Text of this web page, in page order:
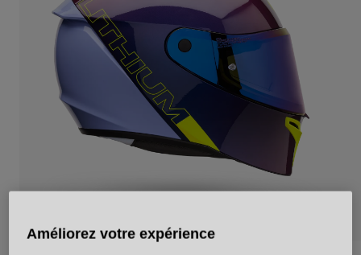
Motocross
Adventure
Rétro
Pièces détachées
Route et Gravel
Urbain
Pièces détachées
Améliorez votre expérience